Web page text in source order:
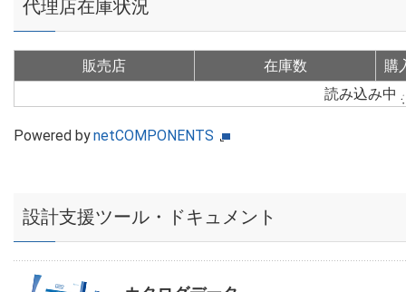
代理店在庫状況
販売店 在庫数
購
読み込み中
Powered bynetCOMPONENTS
設計支援ツール・ドキュメント